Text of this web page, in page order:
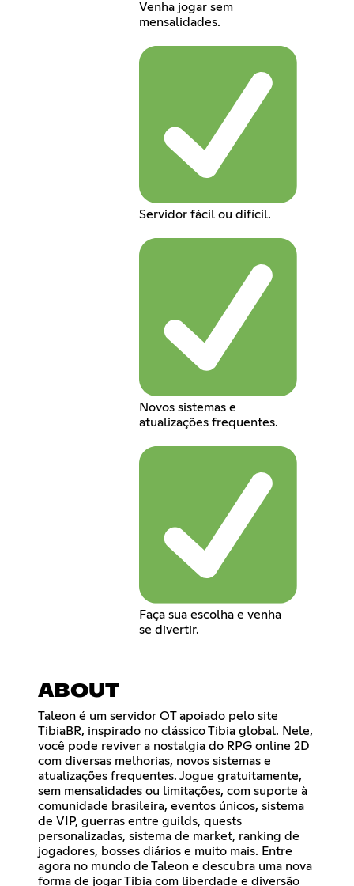
Venha jogar sem
mensalidades.
Servidor fácil ou difícil.
Novos sistemas e
atualizações frequentes.
Faça sua escolha e venha
se divertir.
ABOUT
Taleon é um servidor OT apoiado pelo site
TibiaBR, inspirado no clássico Tibia global. Nele,
você pode reviver a nostalgia do RPG online 2D
com diversas melhorias, novos sistemas e
atualizações frequentes. Jogue gratuitamente,
sem mensalidades ou limitações, com suporte à
comunidade brasileira, eventos únicos, sistema
de VIP, guerras entre guilds, quests
personalizadas, sistema de market, ranking de
jogadores, bosses diários e muito mais. Entre
agora no mundo de Taleon e descubra uma nova
forma de jogar Tibia com liberdade e diversão